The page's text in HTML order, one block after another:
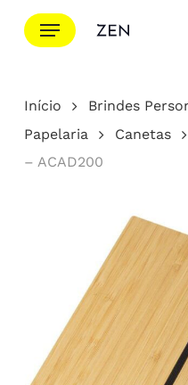
para
principal
Menu
Cotação
Início Brindes
Papelaria
Canetas
– ACAD200